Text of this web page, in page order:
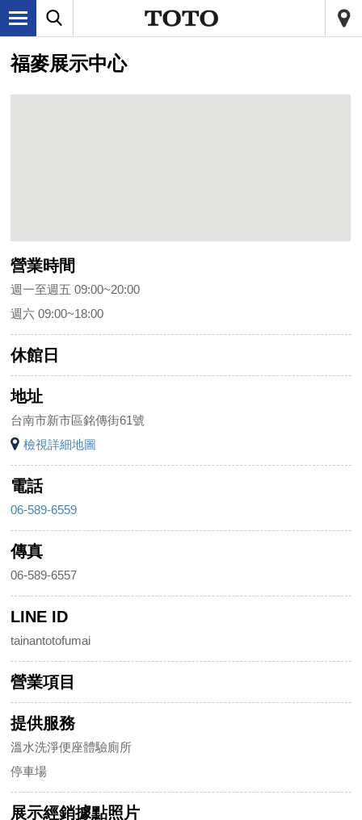
福麥展示中心
營業時間
週一至週五 09:00~20:00
週六 09:00~18:00
休館日
地址
台南市新市區銘傳街61號
檢視詳細地圖
電話
06-589-6559
傳真
06-589-6557
LINE ID
tainantotofumai
營業項目
提供服務
溫水洗淨便座體驗廁所
停車場
展示經銷據點照片